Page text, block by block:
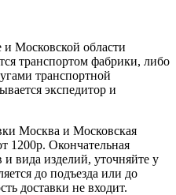
и Московской области
транспортом фабрики, либо
транспортной
экспедитор и
Москва и Московская
1200р. Окончательная
и вида изделий, уточняйте у
до подъезда или до
доставки не входит.